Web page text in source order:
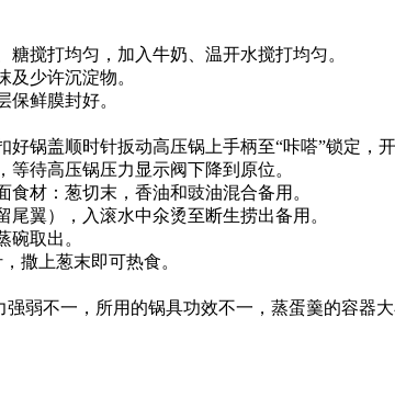
搅打均匀，加入牛奶、温开水搅打均匀。
少许沉淀物。
鲜膜封好。
锅盖顺时针扳动高压锅上手柄至“咔嗒”锁定，开
待高压锅压力显示阀下降到原位。
材：葱切末，香油和豉油混合备用。
翼），入滚水中氽烫至断生捞出备用。
碗取出。
撒上葱末即可热食。
弱不一，所用的锅具功效不一，蒸蛋羹的容器